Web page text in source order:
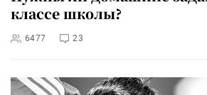
классе школы?
6477 23